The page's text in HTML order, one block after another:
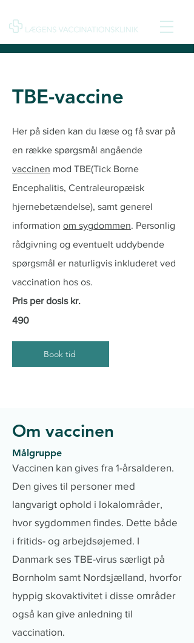
Her på siden kan du læse og få svar på
en række spørgsmål angående
vaccinen mod TBE(Tick Borne
Encephalitis, Centraleuropæisk
hjernebetændelse), samt generel
information om sygdommen. Personlig
rådgivning og eventuelt uddybende
spørgsmål er naturligvis inkluderet ved
vaccination hos os.
Pris per dosiskr.
490
Book tid
TBE-vaccine
Om vaccinen
Målgruppe
Vaccinen kan gives fra 1-årsalderen.
Den gives til personer med
langvarigt ophold i lokalområder,
hvor sygdommen findes. Dette både
i fritids- og arbejdsøjemed. I
Danmark ses TBE-virus særligt på
Bornholm samt Nordsjælland, hvorfor
hyppig skovaktivitet i disse områder
også kan give anledning til
vaccination.